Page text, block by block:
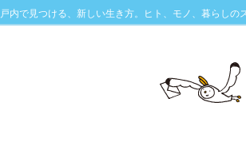
内で見つける、新しい生き方。ヒト、モノ、暮らしの